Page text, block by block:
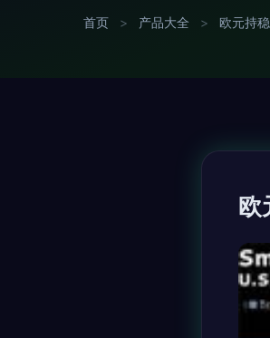
首页 > 产品大全 > 欧元持
欧